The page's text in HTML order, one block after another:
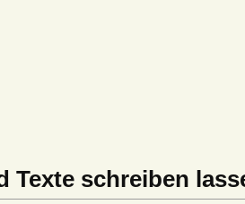
Texte schreiben